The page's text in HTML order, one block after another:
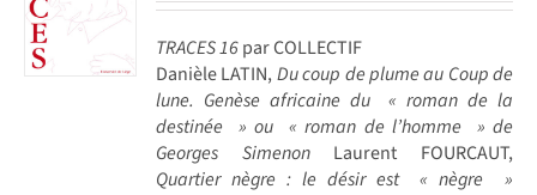
TRACES 16par COLLECTIF
Danièle LATIN,Du coup de plume au Coup de
lune. Genèse africaine du « roman de la
destinée » ou « roman de l’homme » de
Georges SimenonLaurent FOURCAUT,
Quartier nègre : le désir est « nègre »